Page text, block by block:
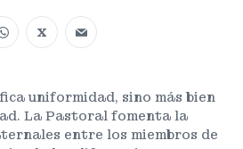
X
uniformidad, sino más bien
La Pastoral fomenta la
entre los miembros de